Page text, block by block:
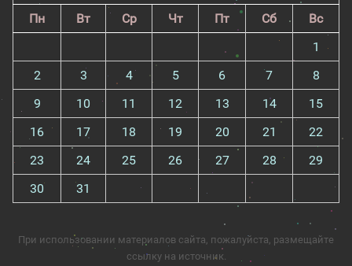
Пн
Вт Ср Чт Пт Сб
Вс
1
2
3 4 5 6 7
8
9
10 11 12 13 14
15
16
17 18 19 20 21
22
23
24 25 26 27 28
29
30
31
При использовании материалов сайта, пожалуйста, размещайте
ссылку на источник.